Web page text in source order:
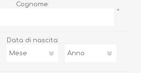
Cognome:
*
Data di nascita: